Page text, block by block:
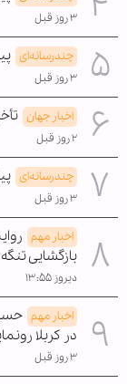
۳ روز قبل
چندرسانه‌ای
۳ روز قبل
اخبار جهان
۲ روز قبل
چندرسانه‌ای
۳ روز قبل
اخبار مهم
بازگشایی
دیروز ۱۳:۵۵
اخبار مهم
در کربلا
۳ روز قبل